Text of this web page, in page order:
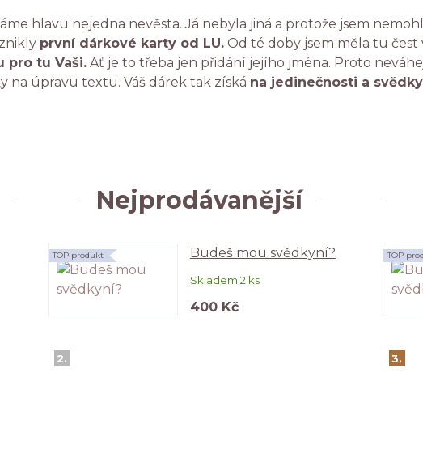
hlavu nejedna nevěsta. Já nebyla jiná a protože jsem
první dárkové karty od LU. Od té doby jsem měla tu
pro tu Vaši. Ať je to třeba jen přidání jejího jména. Proto
na úpravu textu. Váš dárek tak získá na jedinečnosti a
Nejprodávanější
2.
Budeš mou svědkyní?
Skladem 2 ks
TOP produkt
400 Kč
3.
TOP